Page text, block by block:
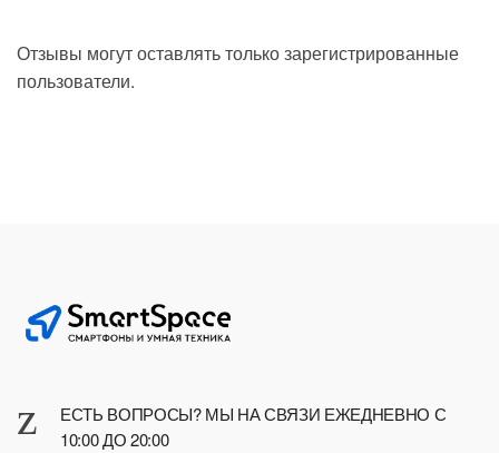
Отзывы могут оставлять только зарегистрированные
пользователи.
ЕСТЬ ВОПРОСЫ? МЫ НА СВЯЗИ ЕЖЕДНЕВНО С
10:00 ДО 20:00